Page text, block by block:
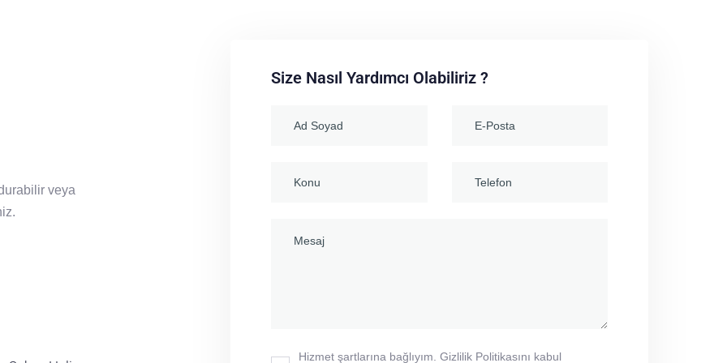
veya
Size Nasıl Yardımcı Olabiliriz ?
Hizmet şartlarına bağlıyım. Gizlilik Politikasını kabul